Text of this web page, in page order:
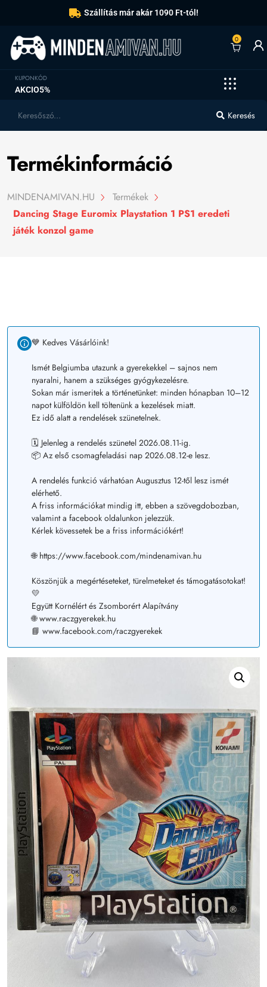
Szállítás már akár 1090 Ft-tól!
0
KUPONKÓD
AKCIO5%
Keresés
Termékinformáció
MINDENAMIVAN.HU
Termékek
Dancing Stage Euromix Playstation 1 PS1 eredeti
játék konzol game
💙 Kedves Vásárlóink!
Ismét Belgiumba utazunk a gyerekekkel – sajnos nem
nyaralni, hanem a szükséges gyógykezelésre.
Sokan már ismeritek a történetünket: minden hónapban 10–12
napot külföldön kell töltenünk a kezelések miatt.
Ez idő alatt a rendelések szünetelnek.
🗓️ Jelenleg a rendelés szünetel 2026.08.11-ig.
📦 Az első csomagfeladási nap 2026.08.12-e lesz.
A rendelés funkció várhatóan Augusztus 12-től lesz ismét
elérhető.
A friss információkat mindig itt, ebben a szövegdobozban,
valamint a facebook oldalunkon jelezzük.
Kérlek kövessetek be a friss információkért!
🌐 https://www.facebook.com/mindenamivan.hu
Köszönjük a megértéseteket, türelmeteket és támogatásotokat!
💛
Együtt Kornélért és Zsomborért Alapítvány
🌐 www.raczgyerekek.hu
📘 www.facebook.com/raczgyerekek